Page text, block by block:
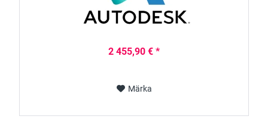
2 455,90 € *
Märka